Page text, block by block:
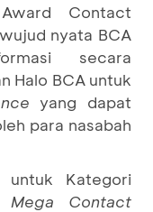
Contact
nyata BCA
secara
Halo BCA untuk
yang dapat
para nasabah
untuk Kategori
Contact